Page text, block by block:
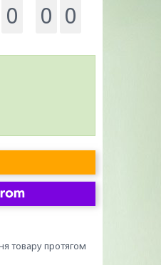
0 0 0
товару протягом